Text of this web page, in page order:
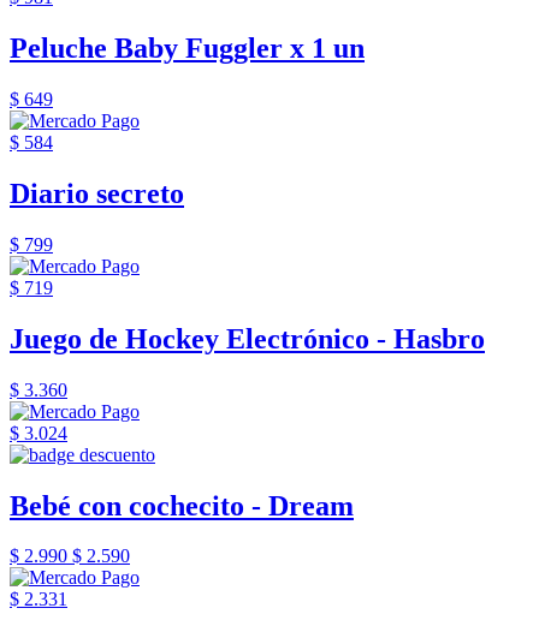
Peluche Baby Fuggler x 1 un
$ 649
$ 584
Diario secreto
$ 799
$ 719
Juego de Hockey Electrónico - Hasbro
$ 3.360
$ 3.024
Bebé con cochecito - Dream
$ 2.990 $ 2.590
$ 2.331